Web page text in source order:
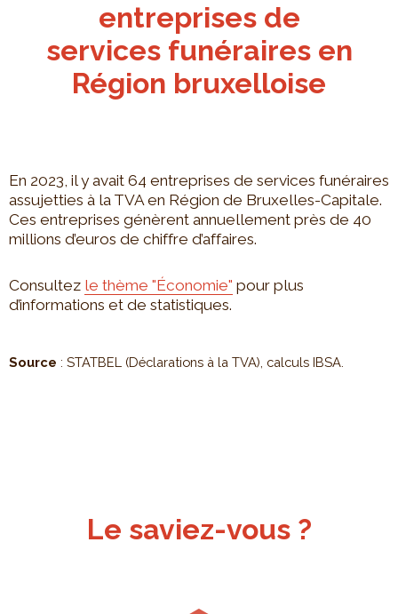
entreprises de
services funéraires en
Région bruxelloise
En 2023, il y avait 64 entreprises de services funéraires
assujetties à la TVA en Région de Bruxelles-Capitale.
Ces entreprises génèrent annuellement près de 40
millions d’euros de chiffre d’affaires.
Consultez le thème "Économie" pour plus
d’informations et de statistiques.
Source : STATBEL (Déclarations à la TVA), calculs IBSA.
Le saviez-vous ?